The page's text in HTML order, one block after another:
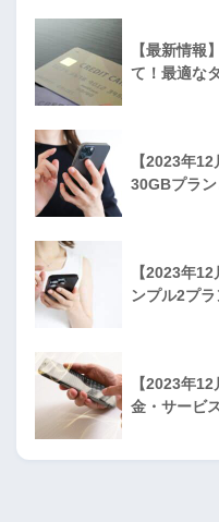
【最新情報
て！最適な
【2023年
30GBプラ
【2023年
ンプル2プ
【2023年
金・サービ